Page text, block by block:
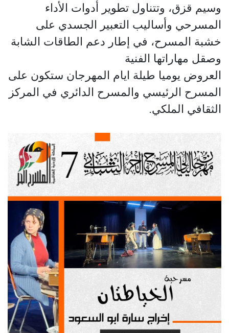
وسيم قزق، وتتناول تطوير أدوات الأداء
المسرحي وأساليب التعبير الجسدي على
خشبة المسرح، في إطار دعم الطاقات الشابة
وصقل مهاراتها الفنية
العروض يوميا طيلة ايام المهرجان ستكون على
المسرح الرئيسي والمسرح الدائري في المركز
الثقافي الملكي.